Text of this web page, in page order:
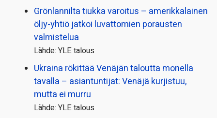
Grönlannilta tiukka varoitus – amerikkalainen
öljy-yhtiö jatkoi luvattomien porausten
valmistelua
Lähde: YLE talous
Ukraina rökittää Venäjän taloutta monella
tavalla – asiantuntijat: Venäjä kurjistuu,
mutta ei murru
Lähde: YLE talous